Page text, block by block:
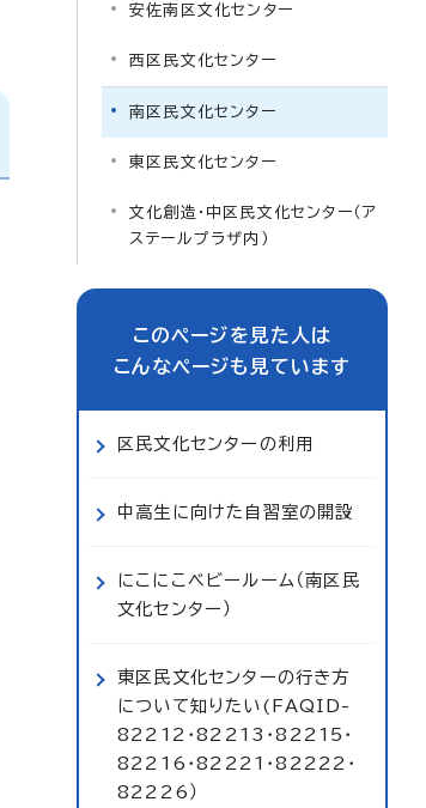
安佐南区文化センター
西区民文化センター
南区民文化センター
東区民文化センター
文化創造・中区民文化センター（ア
ステールプラザ内）
このページを見た人は
こんなページも見ています
区民文化センターの利用
中高生に向けた自習室の開設
にこにこベビールーム（南区民
文化センター）
東区民文化センターの行き方
について知りたい(FAQID-
82212・82213・82215・
82216・82221・82222・
82226）